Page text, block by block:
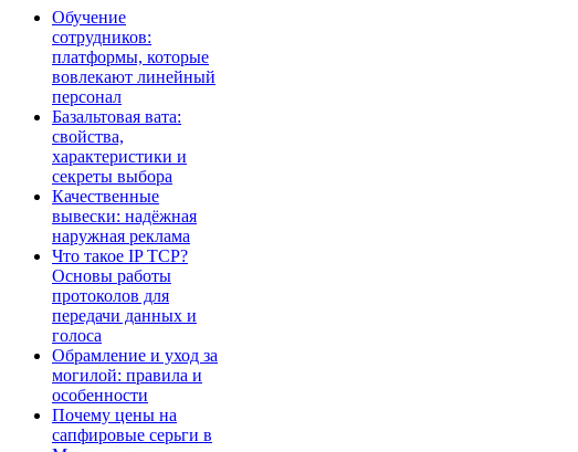
Обучение
сотрудников:
платформы, которые
вовлекают линейный
персонал
Базальтовая вата:
свойства,
характеристики и
секреты выбора
Качественные
вывески: надёжная
наружная реклама
Что такое IP TCP?
Основы работы
протоколов для
передачи данных и
голоса
Обрамление и уход за
могилой: правила и
особенности
Почему цены на
сапфировые серьги в